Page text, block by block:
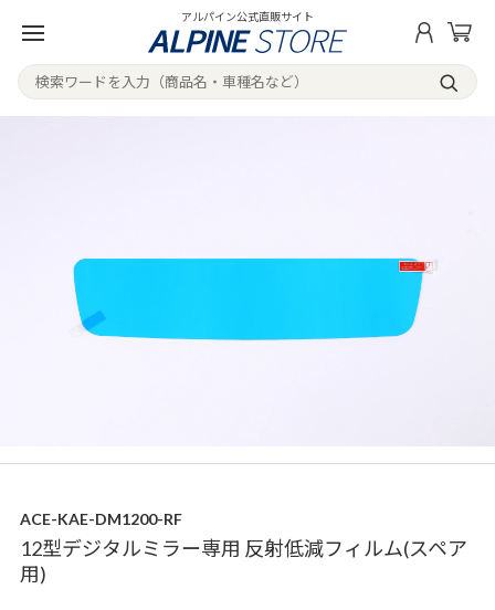
アルパイン公式直販サイト
ACE-KAE-DM1200-RF
12型デジタルミラー専用 反射低減フィルム(スペア
用)